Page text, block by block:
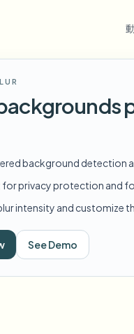
and backgrounds in
Start with a clip
a video and blur in
教育
スカメラ、講義、地区の一括プ
・エンターテインメント
リース、コンプライアンス
クと患者向けビデオガバナンス
and product updates
to common questions
research reports
プレート、背景のぼか
隠蔽の実際のクリッ
を見るbackground detection
privacy protection and
intensity and customize
See Demo